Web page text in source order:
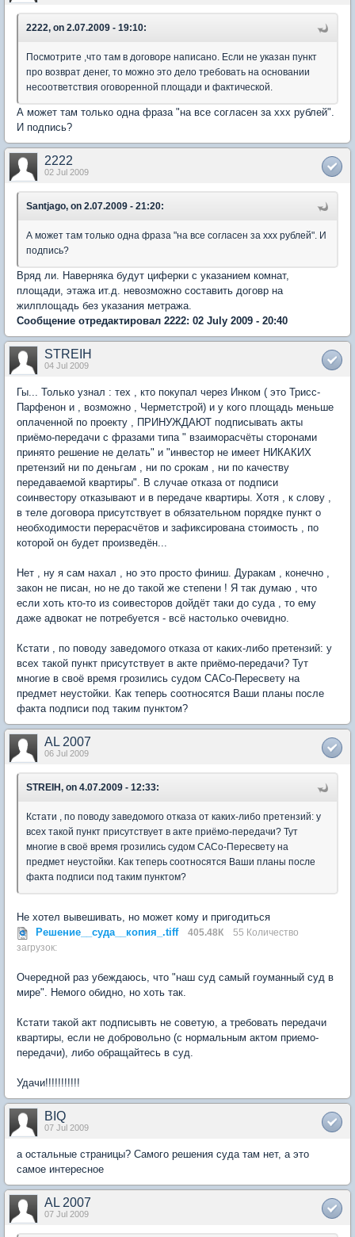
2222, on 2.07.2009 - 19:10:
Посмотрите ,что там в договоре написано. Если не указан пункт
про возврат денег, то можно это дело требовать на основании
несоответствия оговоренной площади и фактической.
А может там только одна фраза "на все согласен за ххх рублей".
И подпись?
2222
02 Jul 2009
Santjago, on 2.07.2009 - 21:20:
А может там только одна фраза "на все согласен за ххх рублей". И
подпись?
Вряд ли. Наверняка будут циферки с указанием комнат,
площади, этажа ит.д. невозможно составить договр на
жилплощадь без указания метража.
Сообщение отредактировал 2222: 02 July 2009 - 20:40
STREIH
04 Jul 2009
Гы... Только узнал : тех , кто покупал через Инком ( это Трисс-
Парфенон и , возможно , Черметстрой) и у кого площадь меньше
оплаченной по проекту , ПРИНУЖДАЮТ подписывать акты
приёмо-передачи с фразами типа " взаиморасчёты сторонами
принято решение не делать" и "инвестор не имеет НИКАКИХ
претензий ни по деньгам , ни по срокам , ни по качеству
передаваемой квартиры". В случае отказа от подписи
соинвестору отказывают и в передаче квартиры. Хотя , к слову ,
в теле договора присутствует в обязательном порядке пункт о
необходимости перерасчётов и зафиксирована стоимость , по
которой он будет произведён...
Нет , ну я сам нахал , но это просто финиш. Дуракам , конечно ,
закон не писан, но не до такой же степени ! Я так думаю , что
если хоть кто-то из соивесторов дойдёт таки до суда , то ему
даже адвокат не потребуется - всё настолько очевидно.
Кстати , по поводу заведомого отказа от каких-либо претензий: у
всех такой пункт присутствует в акте приёмо-передачи? Тут
многие в своё время грозились судом САСо-Пересвету на
предмет неустойки. Как теперь соотносятся Ваши планы после
факта подписи под таким пунктом?
AL 2007
06 Jul 2009
STREIH, on 4.07.2009 - 12:33:
Кстати , по поводу заведомого отказа от каких-либо претензий: у
всех такой пункт присутствует в акте приёмо-передачи? Тут
многие в своё время грозились судом САСо-Пересвету на
предмет неустойки. Как теперь соотносятся Ваши планы после
факта подписи под таким пунктом?
Не хотел вывешивать, но может кому и пригодиться
Решение__суда__копия_.tiff
405.48К
55 Количество
загрузок:
Очередной раз убеждаюсь, что "наш суд самый гоуманный суд в
мире". Немого обидно, но хоть так.
Кстати такой акт подписывть не советую, а требовать передачи
квартиры, если не добровольно (с нормальным актом приемо-
передачи), либо обращайтесь в суд.
Удачи!!!!!!!!!!!
BIQ
07 Jul 2009
а остальные страницы? Самого решения суда там нет, а это
самое интересное
AL 2007
07 Jul 2009